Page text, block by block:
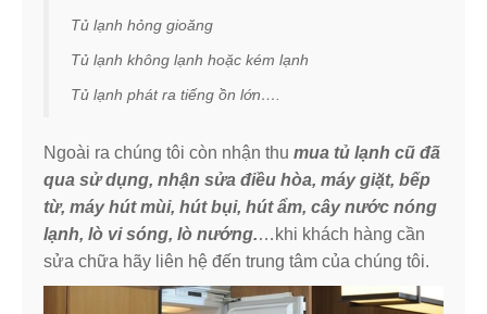
Tủ lạnh hỏng gioăng
Tủ lạnh không lạnh hoặc kém lạnh
Tủ lạnh phát ra tiếng ồn lớn….
Ngoài ra chúng tôi còn nhận thu mua tủ lạnh cũ đã
qua sử dụng, nhận sửa điều hòa, máy giặt, bếp
từ, máy hút mùi, hút bụi, hút ẩm, cây nước nóng
lạnh, lò vi sóng, lò nướng.…khi khách hàng cần
sửa chữa hãy liên hệ đến trung tâm của chúng tôi.